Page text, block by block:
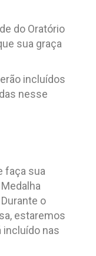
do Oratório
sua graça
incluídos
nesse
faça sua
o
estaremos
incluído nas